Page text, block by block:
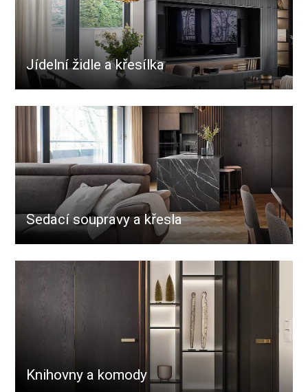
Jídelní židle a křesílka
Sedací soupravy a křesla
Knihovny a komody